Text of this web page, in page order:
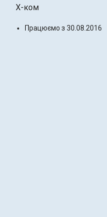
X-ком
Працюємо з 30.08.2016